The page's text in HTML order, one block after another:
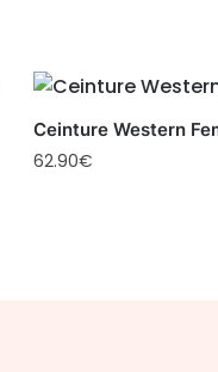
Ceinture Western
62.90€